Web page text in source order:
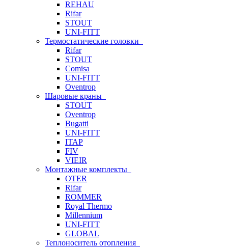
REHAU
Rifar
STOUT
UNI-FITT
Термостатические головки
Rifar
STOUT
Comisa
UNI-FITT
Oventrop
Шаровые краны
STOUT
Oventrop
Bugatti
UNI-FITT
ITAP
FIV
VIEIR
Монтажные комплекты
OTER
Rifar
ROMMER
Royal Thermo
Millennium
UNI-FITT
GLOBAL
Теплоноситель отопления